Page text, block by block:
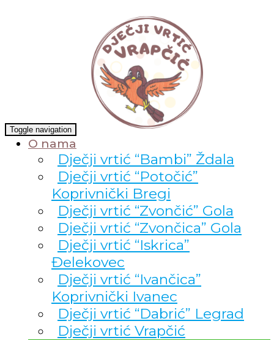
Toggle navigation
O nama
Dječji vrtić “Bambi” Ždala
Dječji vrtić “Potočić”
Koprivnički Bregi
Dječji vrtić “Zvončić” Gola
Dječji vrtić “Zvončica” Gola
Dječji vrtić “Iskrica”
Đelekovec
Dječji vrtić “Ivančica”
Koprivnički Ivanec
Dječji vrtić “Dabrić” Legrad
Dječji vrtić Vrapčić